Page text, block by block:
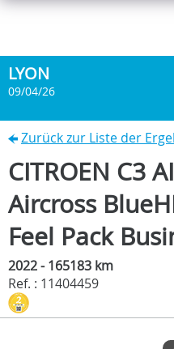
LYON
09/04/26
Zurück zur Liste der
CITROEN C3
Aircross
Feel Pack
2022 - 165183 km
Ref. : 11404459